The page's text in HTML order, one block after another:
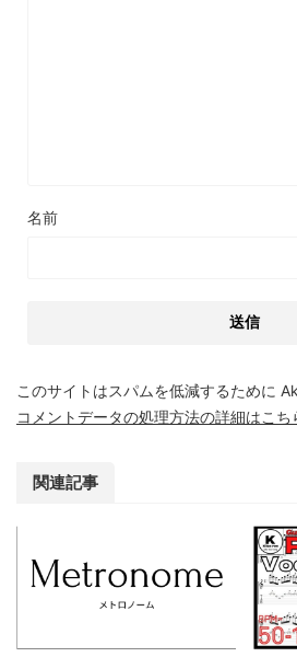
名前
このサイトはスパムを低減するために
コメントデータの処理方法の詳細はこ
関連記事